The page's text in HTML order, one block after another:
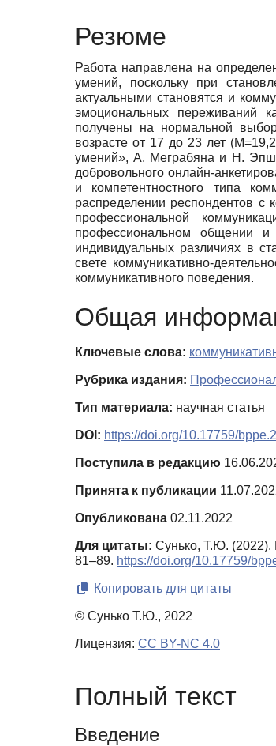
Резюме
Работа направлена на
умений, поскольку при
актуальными становятся и
эмоциональных переживаний
получены на нормальной
возрасте от 17 до 23 лет
умений», А. Меграбяна и Н.
добровольного онлайн-
и компетентностного типа
распределении респондентов с
профессиональной
профессиональном общении и
индивидуальных различиях в
свете коммуникативно-
коммуникативного поведения.
Общая
Ключевые слова:
Рубрика издания:
Тип материала: научная статья
DOI: https://doi.org/10.17759/
Поступила в редакцию
Принята к публикации
Опубликована 02.11.2022
Для цитаты: Сунько, Т.Ю. (2022).
81–89. https://doi.org/10.17759/
Копировать для цитаты
© Сунько Т.Ю., 2022
Лицензия: CC BY-NC 4.0
Полный текст
Введение